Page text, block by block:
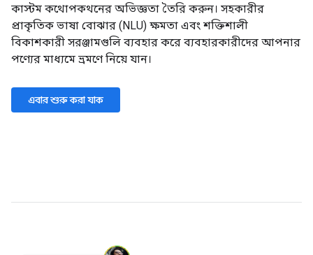
কাস্টম কথোপকথনের অভিজ্ঞতা তৈরি করুন। সহকারীর
প্রাকৃতিক ভাষা বোঝার (NLU) ক্ষমতা এবং শক্তিশালী
বিকাশকারী সরঞ্জামগুলি ব্যবহার করে ব্যবহারকারীদের আপনার
পণ্যের মাধ্যমে ভ্রমণে নিয়ে যান।
এবার শুরু করা যাক